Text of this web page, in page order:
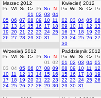
Marzec 2012
Po Wt Śr Cz Pi So
N
01
02 03 04
05 06 07 08 09 10 11
12
13 14 15 16 17
18
19 20 21 22 23 24 25
26 27 28 29 30 31
Kwiecień 2012
Po Wt Śr Cz Pi
02 03 04 05 06
09
10 11 12 13
16
17 18 19 20
23 24 25 26 27
30
Wrzesień 2012
Po Wt Śr Cz Pi So
N
01
02
03 04 05 06 07 08 09
10 11 12 13 14 15 16
17
18 19 20 21 22 23
24 25 26 27 28 29 30
Październik 2012
Po Wt Śr Cz Pi
01
02 03 04 05
08 09 10 11 12
15 16 17 18 19
22 23 24 25 26
29 30 31